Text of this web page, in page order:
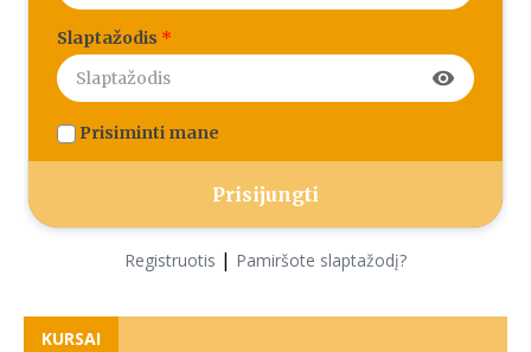
Slaptažodis *
visibility
Prisiminti mane
Registruotis | Pamiršote slaptažodį?
KURSAI